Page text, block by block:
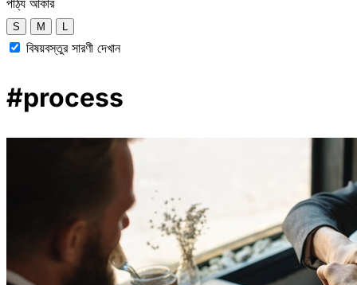
S M L
বিষয়বস্তুর সারণী দেখান
#process